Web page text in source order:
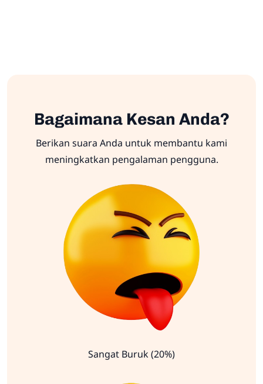
Bagaimana Kesan Anda?
Berikan suara Anda untuk membantu kami
meningkatkan pengalaman pengguna.
Sangat Buruk (20%)